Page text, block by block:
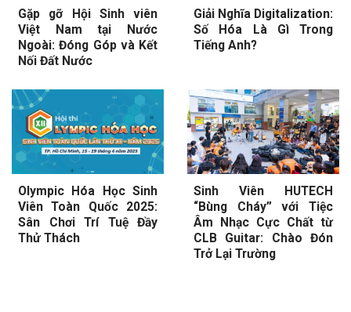
Gặp gỡ Hội Sinh viên
Việt Nam tại Nước
Ngoài: Đóng Góp và Kết
Nối Đất Nước
Giải Nghĩa Digitalization:
Số Hóa Là Gì Trong
Tiếng Anh?
Olympic Hóa Học Sinh
Viên Toàn Quốc 2025:
Sân Chơi Trí Tuệ Đầy
Thử Thách
Sinh Viên HUTECH
“Bùng Cháy” với Tiệc
Âm Nhạc Cực Chất từ
CLB Guitar: Chào Đón
Trở Lại Trường